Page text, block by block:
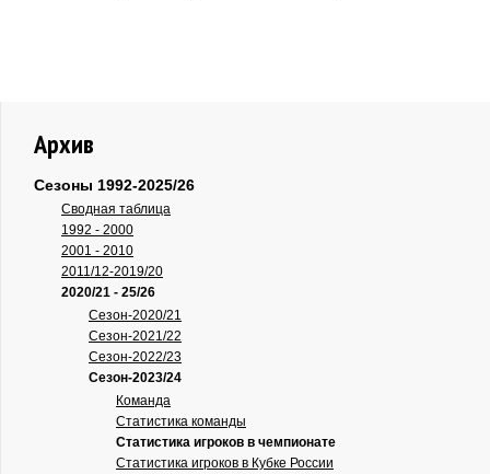
Архив
Сезоны 1992-2025/26
Сводная таблица
1992 - 2000
2001 - 2010
2011/12-2019/20
2020/21 - 25/26
Сезон-2020/21
Сезон-2021/22
Сезон-2022/23
Сезон-2023/24
Команда
Статистика команды
Статистика игроков в чемпионате
Статистика игроков в Кубке России